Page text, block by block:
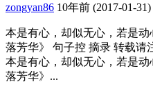
zongyan86 10年前 (2017-01-31)
本是有心，却似无心，若是
落芳华》 句子控 摘录 转载请
本是有心，却似无心，若是
落芳华》...